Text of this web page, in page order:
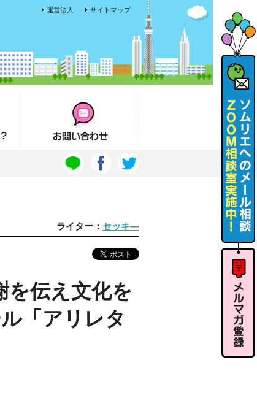
サイトマップ
運営法人
お問い合わせ
ライター： セッキ―
を伝え文化を
「アリレタ
ソムリエ
へのメー
ル相談